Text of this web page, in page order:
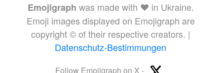
Emojigraph was made with ❤️ in Ukraine.
Emoji images displayed on Emojigraph are
copyright © of their respective creators. |
Datenschutz-Bestimmungen
Follow Emojigraph on X -